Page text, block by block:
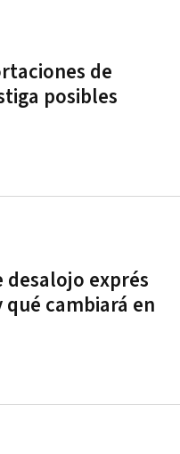
de
posibles
desalojo exprés
cambiará en